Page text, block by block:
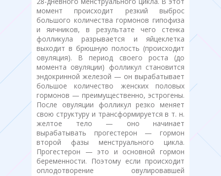
момент происходит резкий выброс
большого количества гормонов гипофиза
и яичников, в результате чего стенка
фолликула разрывается и яйцеклетка
выходит в брюшную полость (происходит
овуляция). В период своего роста (до
момента овуляции) фолликул становится
эндокринной железой — он вырабатывает
большое количество женских половых
гормонов — преимущественно, эстрогены.
После овуляции фолликул резко меняет
свою структуру и трансформируется в т. н.
желтое тело — оно начинает
вырабатывать прогестерон — гормон
второй фазы менструального цикла.
Прогестерон — это и основной гормон
беременности. Поэтому если происходит
оплодотворение овулировавшей